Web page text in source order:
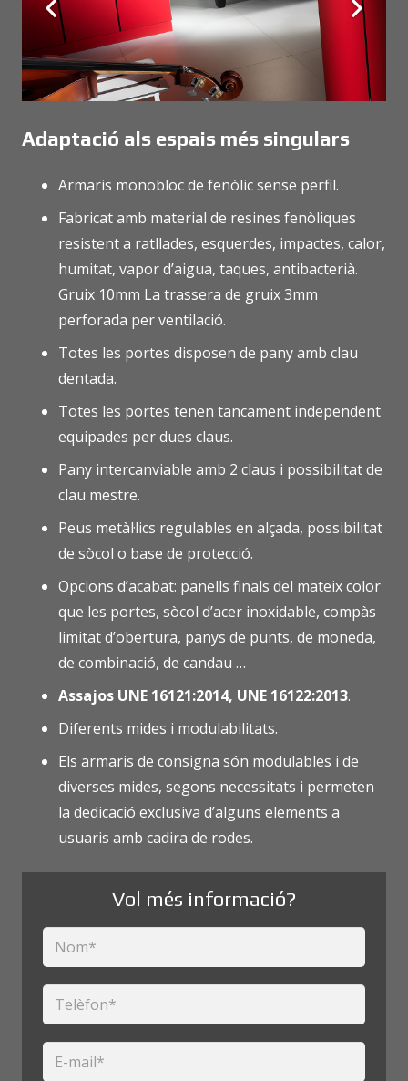
Adaptació als espais més singulars
Armaris monobloc de fenòlic sense perfil.
Fabricat amb material de resines fenòliques
resistent a ratllades, esquerdes, impactes, calor,
humitat, vapor d’aigua, taques, antibacterià.
Gruix 10mm La trassera de gruix 3mm
perforada per ventilació.
Totes les portes disposen de pany amb clau
dentada.
Totes les portes tenen tancament independent
equipades per dues claus.
Pany intercanviable amb 2 claus i possibilitat de
clau mestre.
Peus metàl·lics regulables en alçada, possibilitat
de sòcol o base de protecció.
Opcions d’acabat: panells finals del mateix color
que les portes, sòcol d’acer inoxidable, compàs
limitat d’obertura, panys de punts, de moneda,
de combinació, de candau …
Assajos UNE 16121:2014, UNE 16122:2013.
Diferents mides i modulabilitats.
Els armaris de consigna són modulables i de
diverses mides, segons necessitats i permeten
la dedicació exclusiva d’alguns elements a
usuaris amb cadira de rodes.
Vol més informació?